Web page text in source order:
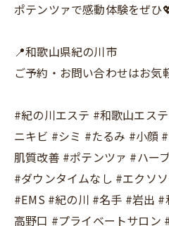
ポテンツァで感動体験をぜひ
📍和歌山県紀の川市
ご予約・お問い合わせはお気
#紀の川エステ #和歌山エス
ニキビ #シミ #たるみ #小顔
肌質改善 #ポテンツァ #ハー
#ダウンタイムなし #エクソ
#EMS #紀の川 #名手 #岩出
高野口 #プライベートサロン